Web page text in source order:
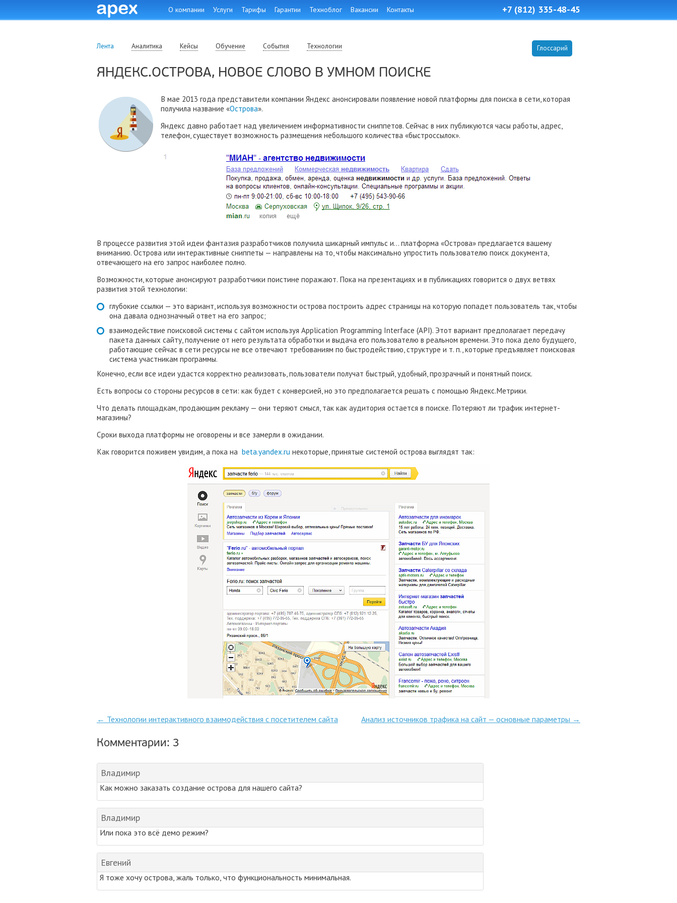
Skip to content
О компании Услуги Тарифы Гарантии Техноблог Вакансии Контакты +7 (812) 335-48-45
Лента Аналитика Кейсы Обучение События Технологии Глоссарий
ЯНДЕКС.ОСТРОВА, НОВОЕ СЛОВО В УМНОМ ПОИСКЕ
В мае 2013 года представители компании Яндекс анонсировали появление новой платформы для поиска в сети, которая
получила название «Острова».
Яндекс давно работает над увеличением информативности сниппетов. Сейчас в них публикуются часы работы, адрес,
телефон, существует возможность размещения небольшого количества «быстроссылок».
В процессе развития этой идеи фантазия разработчиков получила шикарный импульс и… платформа «Острова» предлагается вашему
вниманию. Острова или интерактивные сниппеты — направлены на то, чтобы максимально упростить пользователю поиск документа,
отвечающего на его запрос наиболее полно.
Возможности, которые анонсируют разработчики поистине поражают. Пока на презентациях и в публикациях говорится о двух ветвях
развития этой технологии:
глубокие ссылки — это вариант, используя возможности острова построить адрес страницы на которую попадет пользователь так, чтобы
она давала однозначный ответ на его запрос;
взаимодействие поисковой системы с сайтом используя Application Programming Interface (API). Этот вариант предполагает передачу
пакета данных сайту, получение от него результата обработки и выдача его пользователю в реальном времени. Это пока дело будущего,
работающие сейчас в сети ресурсы не все отвечают требованиям по быстродействию, структуре и т. п., которые предъявляет поисковая
система участникам программы.
Конечно, если все идеи удастся корректно реализовать, пользователи получат быстрый, удобный, прозрачный и понятный поиск.
Есть вопросы со стороны ресурсов в сети: как будет с конверсией, но это предполагается решать с помощью Яндекс.Метрики.
Что делать площадкам, продающим рекламу — они теряют смысл, так как аудитория остается в поиске. Потеряют ли трафик интернет-
магазины?
Сроки выхода платформы не оговорены и все замерли в ожидании.
Как говорится поживем увидим, а пока на beta.yandex.ru некоторые, принятые системой острова выглядят так:
Post navigation
← Технологии интерактивного взаимодействия с посетителем сайта Анализ источников трафика на сайт — основные параметры →
Комментарии: 3
Владимир
Как можно заказать создание острова для нашего сайта?
Владимир
Или пока это всё демо режим?
Евгений
Я тоже хочу острова, жаль только, что функциональность минимальная.